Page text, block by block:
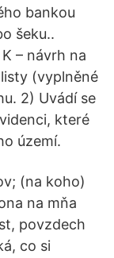
bankou
šeku..
– návrh na
(vyplněné
2) Uvádí se
které
území.
(na koho)
na mňa
povzdech
co si